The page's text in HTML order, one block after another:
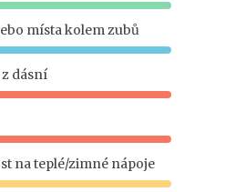
místa kolem zubů
dásní
na teplé/zimné nápoje